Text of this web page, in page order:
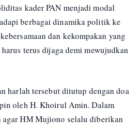
kader PAN menjadi modal
berbagai dinamika politik ke
dan kekompakan yang
terus dijaga demi mewujudkan
harlah tersebut ditutup dengan doa
oleh H. Khoirul Amin. Dalam
agar HM Mujiono selalu diberikan